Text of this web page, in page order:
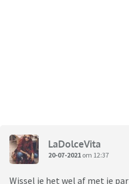
LaDolceVita
20-07-2021 om 12:37
Wissel je het wel af met je